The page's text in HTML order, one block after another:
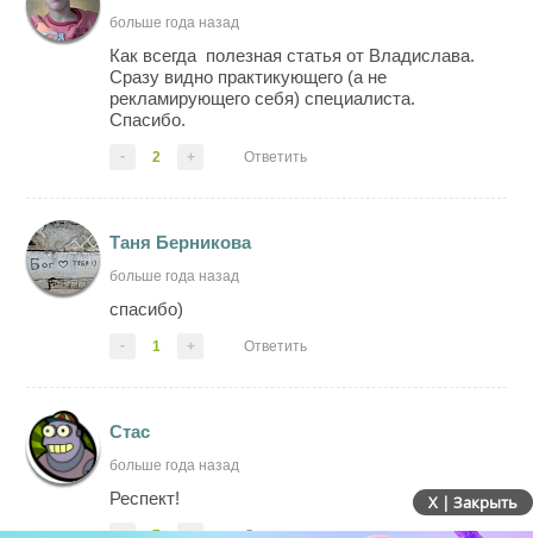
больше года назад
Как всегда полезная статья от Владислава.
Сразу видно практикующего (а не
рекламирующего себя) специалиста.
Спасибо.
- 2 + Ответить
Таня Берникова
больше года назад
спасибо)
- 1 + Ответить
Стас
больше года назад
Респект!
-
X | Закрыть